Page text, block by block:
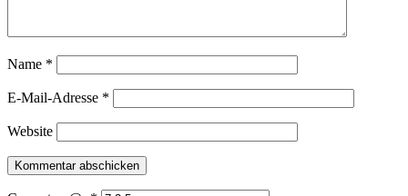
Name *
E-Mail-Adresse *
Website